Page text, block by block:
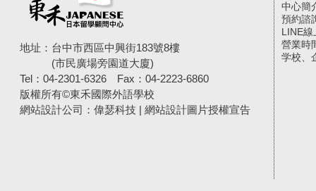
地址：台中市西區中興街183號8樓
(市民廣場旁園道大廈)
Tel：04-2301-6326
Fax：04-2223-6860
版權所有©東禾國際外語學校
網站設計公司 ：偉瑟科技 | 網站設計圖片授權宣告
中心簡
預約諮
LINE線
營業時
学校、